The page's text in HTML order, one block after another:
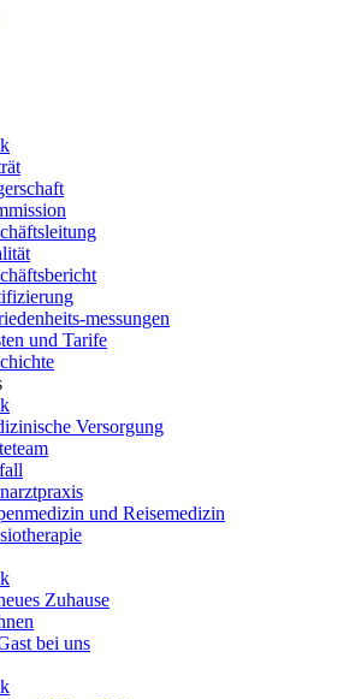
messungen
und Tarife
Versorgung
und Reisemedizin
Zuhause
bei uns